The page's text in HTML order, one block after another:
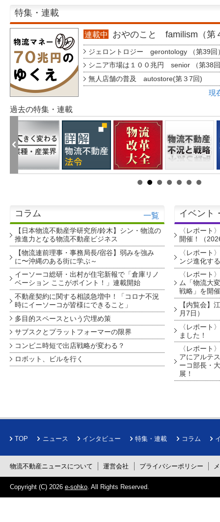
特集・連載
連載中 おやのこと familism（第
ジェロントロジー gerontology （第39回
シニア市場は１００兆円 senior （第38
無人店舗の普及 autostore(第３7回)
現
過去の特集・連載
コラム 一覧
【日本物流不動産学研究所/鈴木】シン・物流の
推進力となる物流不動産ビジネス
【物流連前理事・事務局長/宿谷】弱みを強み
に〜沖縄のある街に学ぶ～
イーソーコ総研・出村が住宅新報で「倉庫リノ
ベーション ここがポイント！」連載開始
不動産契約に関する相談急増中！「コロナ不況
時にイーソーコが皆様にできること」
多目的スペースという穴埋め策
サブスクとプラットフォーマーの限界
コンビニ時短で出店戦略が変わる？
ロボット、ビルを行く
イベント
〈レポート
開催！（
〈レポート
ンジ進化す
〈レポート
ム「物流大
戦略」を開
【内覧会】
月7日）
〈レポート
ました！
〈レポート
アにアルテ
ーコ部長・
展！
TOP ニュース インタビュー 特集・連載 コラム
物流不動産ニュースについて 運営会社 プライバシーポリシー
Copyright (C) 2026 e-sohko. All Rights Reserved.